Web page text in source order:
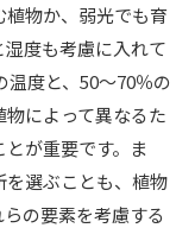
物か、弱光でも育
度も考慮に入れて
温度と、50～70％の
によって異なるた
が重要です。ま
選ぶことも、植物
の要素を考慮する